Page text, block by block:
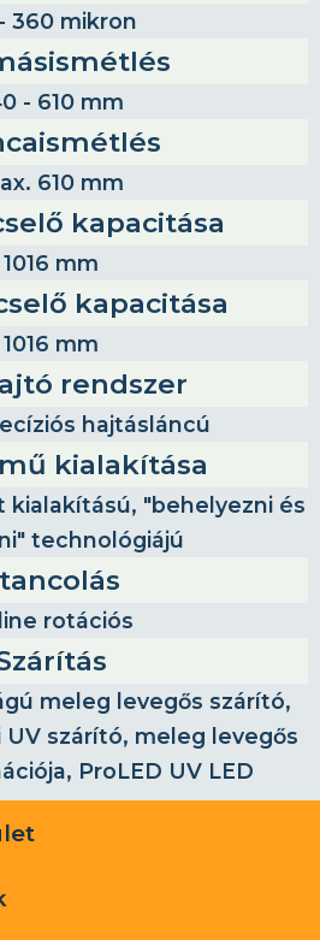
360 mikron
- 610 mm
610 mm
kapacitása
1016 mm
kapacitása
1016 mm
rendszer
hajtásláncú
kialakítása
kialakítású, "behelyezni és
technológiájú
rotációs
meleg levegős szárító,
szárító, meleg levegős
ProLED UV LED